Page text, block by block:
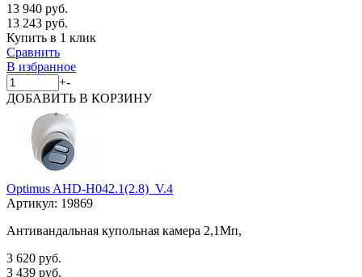
13 940 руб.
13 243 руб.
Купить в 1 клик
Сравнить
В избранное
+-
ДОБАВИТЬ В КОРЗИНУ
Optimus AHD-H042.1(2.8)_V.4
Артикул: 19869
Антивандальная купольная камера 2,1Мп,
3 620 руб.
3 439 руб.